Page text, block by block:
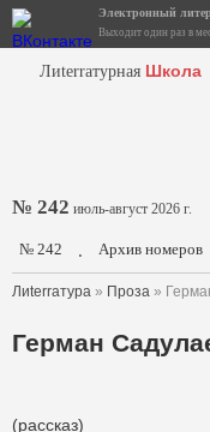
Электронный
Выходит один раз в
Лиterraтурная Школа
№ 242 июль-август 2026 г.
№ 242 . Архив номеров
Лиterraтура » Проза »
Герман
(рассказ)